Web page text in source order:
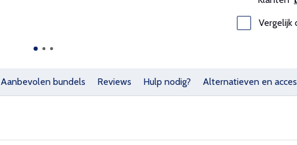
Vergelijk
Aanbevolen bundels Reviews Hulp nodig? Alternatieven en